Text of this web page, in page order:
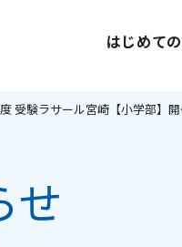
はじめて
2026
せ